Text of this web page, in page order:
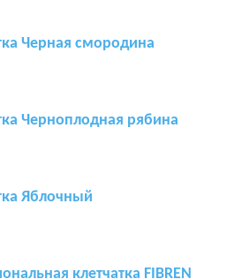
Черная смородина
Черноплодная рябина
Яблочный
клетчатка FIBREN